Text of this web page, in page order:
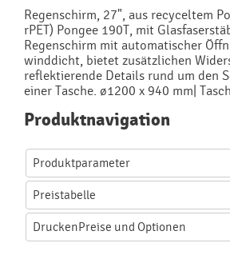
Regenschirm, 27", aus recyceltem
rPET) Pongee 190T, mit
Regenschirm mit automatischer
winddicht, bietet zusätzlichen
reflektierende Details rund um den
einer Tasche. ø1200 x 940 mm|
Produktnavigation
Produktparameter
Preistabelle
DruckenPreise und Optionen